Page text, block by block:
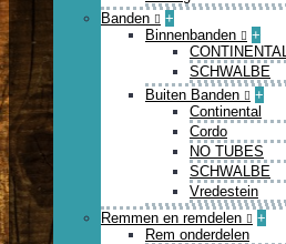
Banden
+
Binnenbanden
+
SCHWALBE
Buiten Banden
+
Continental
Cordo
NO TUBES
SCHWALBE
Vredestein
Remmen en remdelen
+
Rem onderdelen